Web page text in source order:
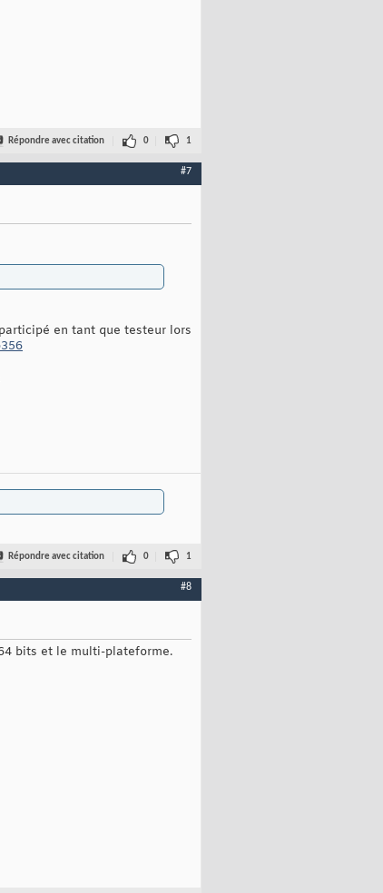
Répondre avec citation 0 1
#7
en tant que testeur lors
Répondre avec citation 0 1
#8
bits et le multi-plateforme.